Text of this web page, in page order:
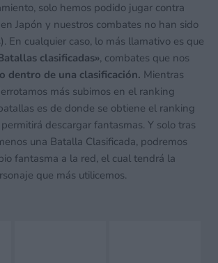
solo hemos podido jugar contra
Japón y nuestros combates no han sido
En cualquier caso, lo más llamativo es que
clasificadas», combates que nos
dentro de una clasificación. Mientras
más subimos en el ranking
es de donde se obtiene el ranking
descargar fantasmas. Y solo tras
una Batalla Clasificada, podremos
fantasma a la red, el cual tendrá la
que más utilicemos.